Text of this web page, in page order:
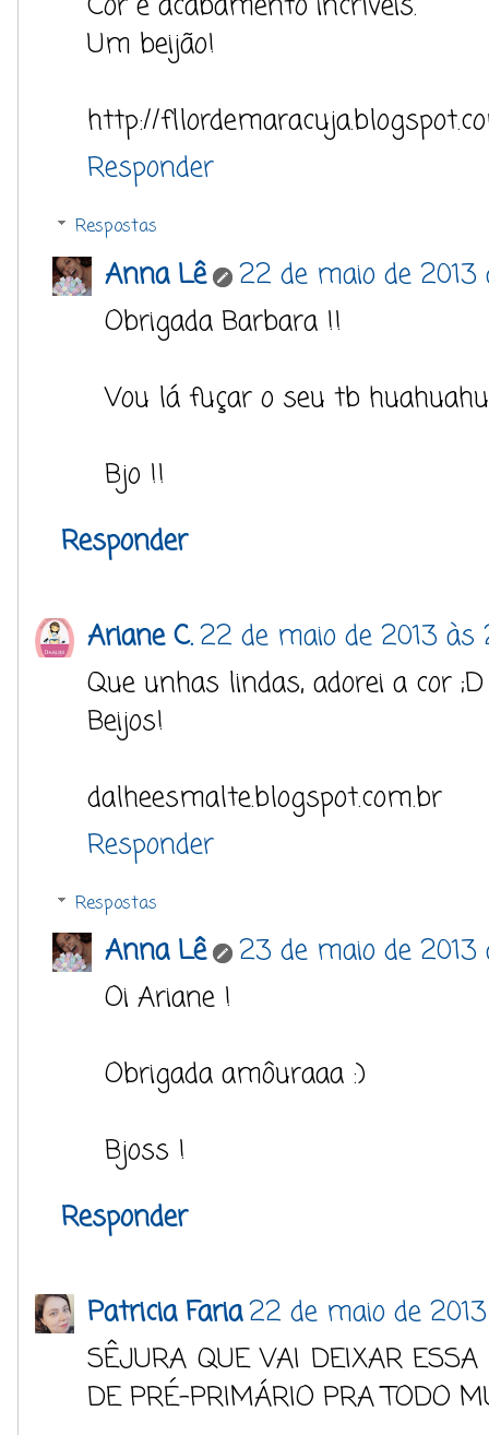
Um beijão!
http://
Responder
Respostas
Anna Lê
22 de maio de 2013
Obrigada Barbara !!
Vou lá fuçar o seu tb
Bjo !!
Responder
Ariane C.22 de maio de 2013 às
Que unhas lindas, adorei a cor ;D
Beijos!
dalheesmalte.blogspot.com.br
Responder
Respostas
Anna Lê
23 de maio de
Oi Ariane !
Obrigada amôuraaa :)
Bjoss !
Responder
Patricia Faria22 de maio de
SÊJURA QUE VAI DEIXAR
DE PRÉ-PRIMÁRIO PRA TODO